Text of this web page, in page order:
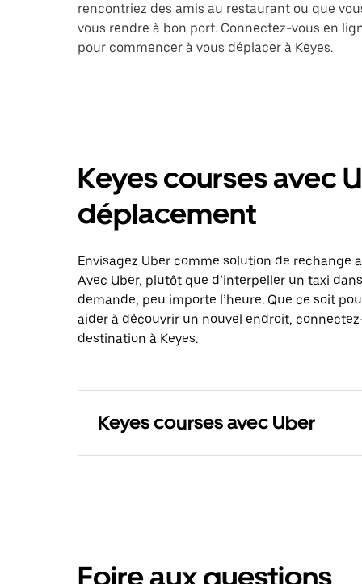
rencontriez des amis au restaurant ou que
vous rendre à bon port. Connectez-vous en
pour commencer à vous déplacer à Keyes.
Keyes courses avec
déplacement
Envisagez Uber comme solution de rechange
Avec Uber, plutôt que d’interpeller un taxi
demande, peu importe l’heure. Que ce soit
aider à découvrir un nouvel endroit,
destination à Keyes.
Keyes courses avec Uber